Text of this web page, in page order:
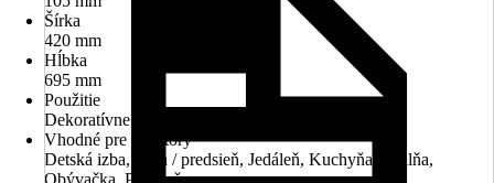
Šírka
420 mm
Hĺbka
695 mm
Použitie
Dekoratívne osvetlenie
Vhodné pre priestory
Detská izba, Hala / predsieň, Jedáleň, Kuchyňa, Spálňa,
Obývačka, Pracovňa